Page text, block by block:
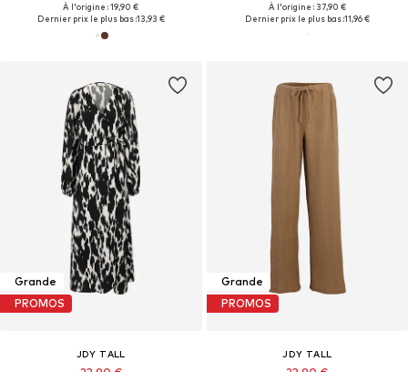
À l'origine : 19,90 €
Dernier prix le plus bas :13,93 €
À l'origine : 37,90 €
Dernier prix le plus bas :11,96 €
Grande
PROMOS
JDY TALL
Grande
PROMOS
JDY TALL